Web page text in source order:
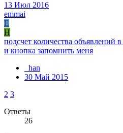
13 Июл 2016
emmai
E
H
подсчет количества объявлений
и кнопка запомнить меня
_han
30 Май 2015
2 3
Ответы
26